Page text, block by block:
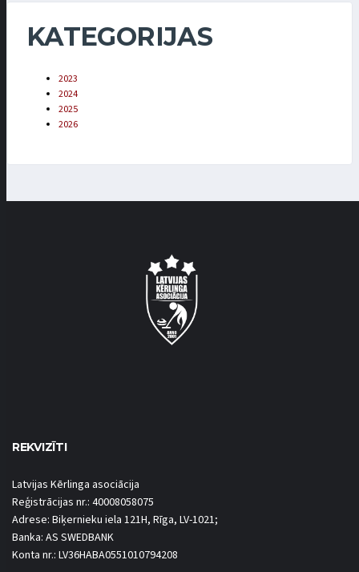
KATEGORIJAS
2023
2024
2025
2026
REKVIZĪTI
Latvijas Kērlinga asociācija
Reģistrācijas nr.: 40008058075
Adrese: Biķernieku iela 121H, Rīga, LV-1021;
Banka: AS SWEDBANK
Konta nr.: LV36HABA0551010794208